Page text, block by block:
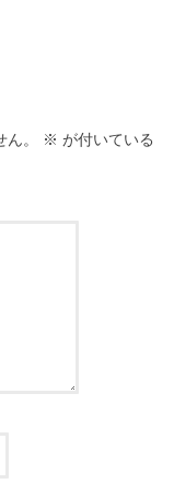
。 ※ が付いている